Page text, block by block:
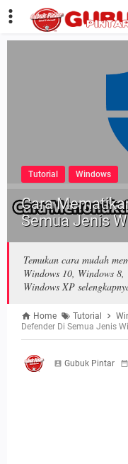
Tutorial Windows
Cara
Semua Jenis
Temukan cara mudah
Windows 10, Windows
Windows XP
Home Tutorial
Defender Di Semua Jenis
Gubuk Pintar